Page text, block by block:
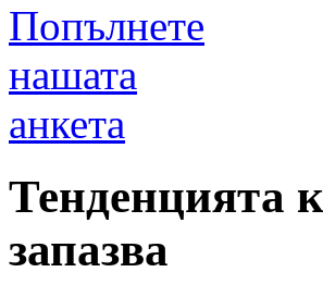
Попълнете
нашата
анкета
Тенденцията
запазва